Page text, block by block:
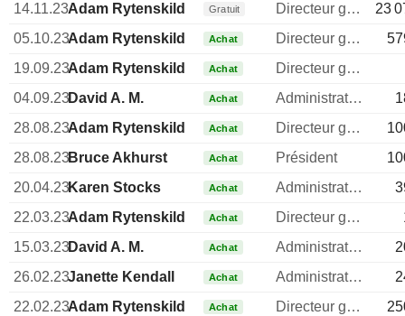
14.11.23Adam Rytenskild Gratuit Directeur general
23
05.10.23Adam Rytenskild Achat Directeur general
19.09.23Adam Rytenskild Achat
Directeur general
04.09.23David A. M. Achat Administrateur
28.08.23Adam Rytenskild Achat Directeur general
28.08.23Bruce Akhurst Achat Président
20.04.23Karen Stocks Achat Administrateur
22.03.23Adam Rytenskild Achat Directeur general
15.03.23David A. M. Achat Administrateur
26.02.23Janette Kendall Achat Administrateur
22.02.23Adam Rytenskild Achat Directeur general